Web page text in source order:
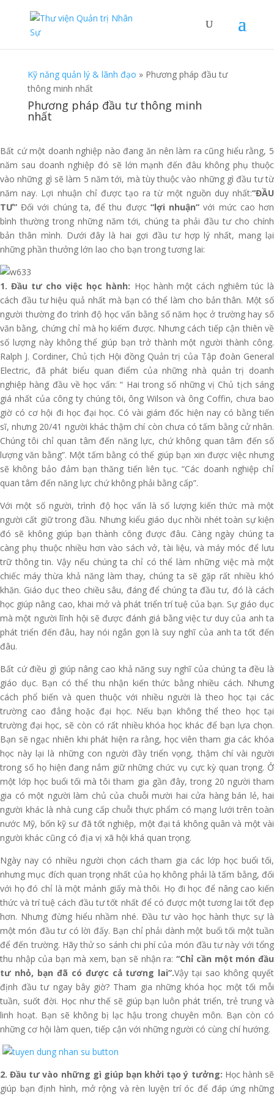
Kỹ năng quản lý & lãnh đạo » Phương pháp đầu tư
thông minh nhất
Phương pháp đầu tư thông minh
nhất
Bất cứ một doanh nghiệp nào đang ăn nên làm ra cũng hiểu rằng, 5
năm sau doanh nghiệp đó sẽ lớn mạnh đến đâu không phụ thuộc
vào những gì sẽ làm 5 năm tới, mà tùy thuộc vào những gì đầu tư từ
năm nay. Lợi nhuận chỉ được tạo ra từ một nguồn duy nhất:“ĐẦU
TƯ” Đối với chúng ta, để thu được “lợi nhuận” với mức cao hơn
bình thường trong những năm tới, chúng ta phải đầu tư cho chính
bản thân mình. Dưới đây là hai gợi đầu tư hợp lý nhất, mang lại
những phần thưởng lớn lao cho bạn trong tương lai:
1. Đầu tư cho việc học hành: Học hành một cách nghiêm túc là
cách đầu tư hiệu quả nhất mà bạn có thể làm cho bản thân. Một số
người thường đo trình độ học vấn bằng số năm học ở trường hay số
văn bằng, chứng chỉ mà họ kiếm được. Nhưng cách tiếp cận thiên về
số lượng này không thể giúp bạn trở thành một người thành công.
Ralph J. Cordiner, Chủ tịch Hội đồng Quản trị của Tập đoàn General
Electric, đã phát biểu quan điểm của những nhà quản trị doanh
nghiệp hàng đầu về học vấn: “ Hai trong số những vị Chủ tịch sáng
giá nhất của công ty chúng tôi, ông Wilson và ông Coffin, chưa bao
giờ có cơ hội đi học đại học. Có vài giám đốc hiện nay có bằng tiến
sĩ, nhưng 20/41 người khác thậm chí còn chưa có tấm bằng cử nhân.
Chúng tôi chỉ quan tâm đến năng lực, chứ không quan tâm đến số
lượng văn bằng”. Một tấm bằng có thể giúp bạn xin được việc nhưng
sẽ không bảo đảm bạn thăng tiến liên tục. “Các doanh nghiệp chỉ
quan tâm đến năng lực chứ không phải bằng cấp”.
Với một số người, trình độ học vấn là số lượng kiến thức mà một
người cất giữ trong đầu. Nhưng kiểu giáo dục nhồi nhét toàn sự kiện
đó sẽ không giúp bạn thành công được đâu. Càng ngày chúng ta
càng phụ thuộc nhiều hơn vào sách vở, tài liệu, và máy móc để lưu
trữ thông tin. Vậy nếu chúng ta chỉ có thể làm những việc mà một
chiếc máy thừa khả năng làm thay, chúng ta sẽ gặp rất nhiều khó
khăn. Giáo dục theo chiều sâu, đáng để chúng ta đầu tư, đó là cách
học giúp nâng cao, khai mở và phát triển trí tuệ của bạn. Sự giáo dục
mà một người lĩnh hội sẽ được đánh giá bằng việc tư duy của anh ta
phát triển đến đâu, hay nói ngắn gọn là suy nghĩ của anh ta tốt đến
đâu.
Bất cứ điều gì giúp nâng cao khả năng suy nghĩ của chúng ta đều là
giáo dục. Bạn có thể thu nhận kiến thức bằng nhiều cách. Nhưng
cách phổ biến và quen thuộc với nhiều người là theo học tại các
trường cao đẳng hoặc đại học. Nếu bạn không thể theo học tại
trường đại học, sẽ còn có rất nhiều khóa học khác để bạn lựa chọn.
Bạn sẽ ngạc nhiên khi phát hiện ra rằng, học viên tham gia các khóa
học này lại là những con người đầy triển vọng, thậm chí vài người
trong số họ hiện đang nắm giữ những chức vụ cực kỳ quan trọng. Ở
một lớp học buổi tối mà tôi tham gia gần đây, trong 20 người tham
gia có một người làm chủ của chuỗi mười hai cửa hàng bán lẻ, hai
người khác là nhà cung cấp chuỗi thực phẩm có mạng lưới trên toàn
nước Mỹ, bốn kỹ sư đã tốt nghiệp, một đại tá không quân và một vài
người khác cũng có địa vị xã hội khá quan trọng.
Ngày nay có nhiều người chọn cách tham gia các lớp học buổi tối,
nhưng mục đích quan trọng nhất của họ không phải là tấm bằng, đối
với họ đó chỉ là một mảnh giấy mà thôi. Họ đi học để nâng cao kiến
thức và trí tuệ cách đầu tư tốt nhất để có được một tương lai tốt đẹp
hơn. Nhưng đừng hiểu nhầm nhé. Đầu tư vào học hành thực sự là
một món đầu tư có lời đấy. Bạn chỉ phải dành một buổi tối một tuần
để đến trường. Hãy thử so sánh chi phí của món đầu tư này với tổng
thu nhập của bạn mà xem, bạn sẽ nhận ra:“Chỉ cần một món đầu
tư nhỏ, bạn đã có được cả tương lai”.Vậy tại sao không quyết
định đầu tư ngay bây giờ? Tham gia những khóa học một tối mỗi
tuần, suốt đời. Học như thế sẽ giúp bạn luôn phát triển, trẻ trung và
linh hoạt. Bạn sẽ không bị lạc hậu trong chuyên môn. Bạn còn có
những cơ hội làm quen, tiếp cận với những người có cùng chí hướng.
2. Đầu tư vào những gì giúp bạn khởi tạo ý tưởng: Học hành sẽ
giúp bạn định hình, mở rộng và rèn luyện trí óc để đáp ứng những